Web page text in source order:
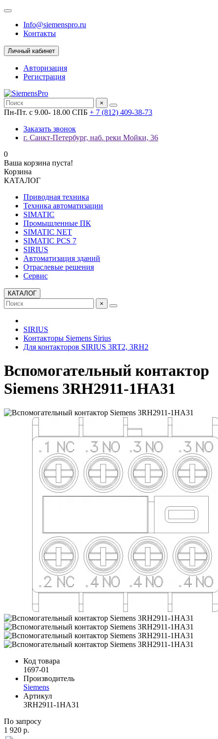
Info@siemenspro.ru
Контакты
Личный кабинет
Авторизация
Регистрация
×
Пн-Пт. с 9.00- 18.00 СПБ + 7 (812) 409-38-73
Заказать звонок
г. Санкт-Петербург, наб. реки Мойки, 36
0
Ваша корзина пуста!
Корзина
КАТАЛОГ
Приводная техника
Техника автоматизации
SIMATIC
Промышленные ПК
SIMATIC NET
SIMATIC PCS 7
SIRIUS
Автоматизация зданий
Отраслевые решения
Сервис
КАТАЛОГ
×
SIRIUS
Контакторы Siemens Sirius
Для контакторов SIRIUS 3RT2, 3RH2
Вспомогательный контактор
Siemens 3RH2911-1HA31
Код товара
1697-01
Производитель
Siemens
Артикул
3RH2911-1HA31
По запросу
1 920 р.